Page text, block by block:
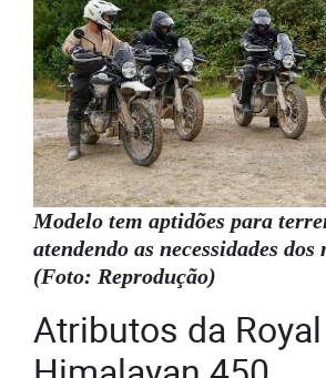
Modelo tem aptidões para
atendendo as necessidades
(Foto: Reprodução)
Atributos da